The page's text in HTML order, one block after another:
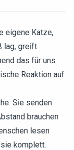
eigene Katze,
lag, greift
das für uns
Reaktion auf
Sie senden
brauchen
lesen
komplett.